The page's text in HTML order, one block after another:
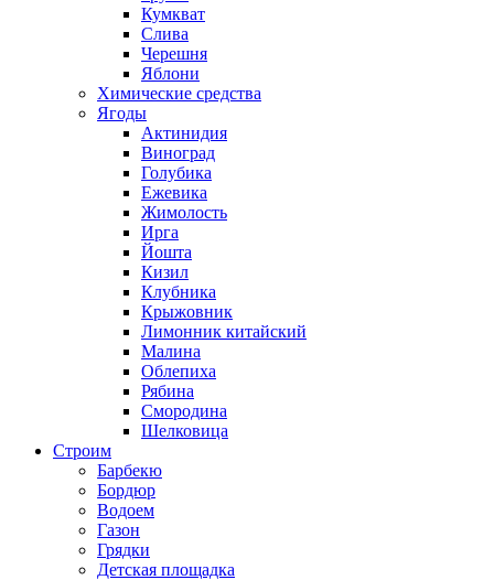
Кумкват
Слива
Черешня
Яблони
Химические средства
Ягоды
Актинидия
Виноград
Голубика
Ежевика
Жимолость
Ирга
Йошта
Кизил
Клубника
Крыжовник
Лимонник китайский
Малина
Облепиха
Рябина
Смородина
Шелковица
Строим
Барбекю
Бордюр
Водоем
Газон
Грядки
Детская площадка